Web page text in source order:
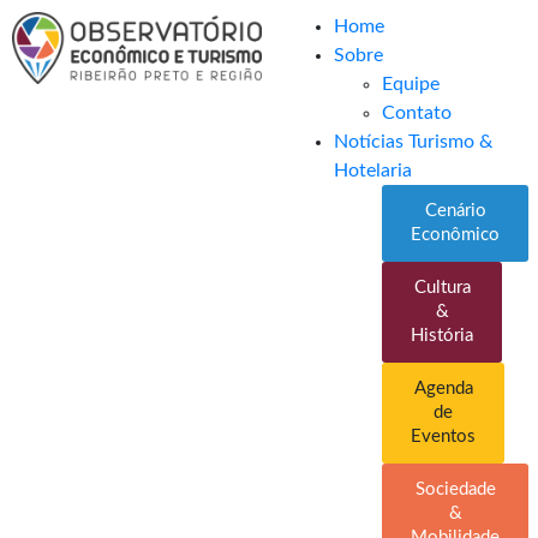
Home
Sobre
Equipe
Contato
Notícias Turismo &
Hotelaria
Cenário
Econômico
Cultura
&
História
Agenda
de
Eventos
Sociedade
&